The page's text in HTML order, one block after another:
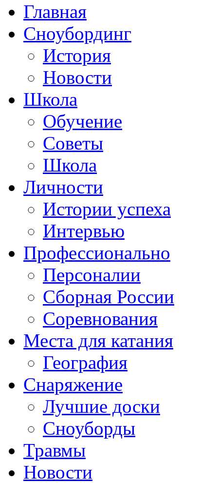
Главная
Сноубординг
История
Новости
Школа
Обучение
Советы
Школа
Личности
Истории успеха
Интервью
Профессионально
Персоналии
Сборная России
Соревнования
Места для катания
География
Снаряжение
Лучшие доски
Сноуборды
Травмы
Новости